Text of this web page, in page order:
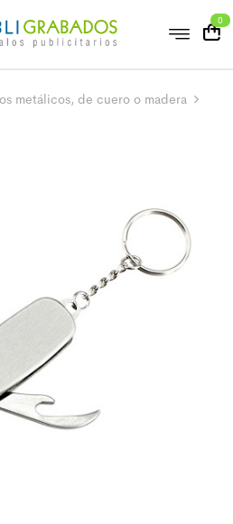
0
metálicos, de cuero o madera